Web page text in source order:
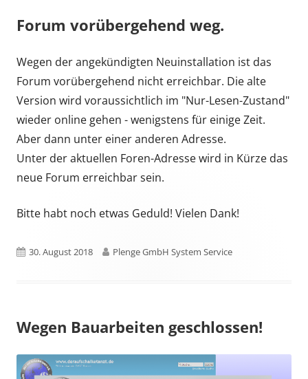
Forum vorübergehend weg.
Wegen der angekündigten Neuinstallation ist das
Forum vorübergehend nicht erreichbar. Die alte
Version wird voraussichtlich im "Nur-Lesen-Zustand"
wieder online gehen - wenigstens für einige Zeit.
Aber dann unter einer anderen Adresse.
Unter der aktuellen Foren-Adresse wird in Kürze das
neue Forum erreichbar sein.
Bitte habt noch etwas Geduld! Vielen Dank!
Published
30. August 2018 Author
Plenge GmbH System Service
Wegen Bauarbeiten geschlossen!